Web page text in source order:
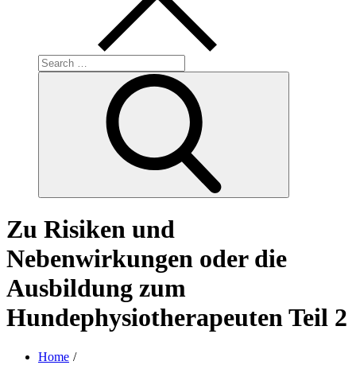
Search
for:
Zu Risiken und
Nebenwirkungen oder die
Ausbildung zum
Hundephysiotherapeuten Teil 2
Home